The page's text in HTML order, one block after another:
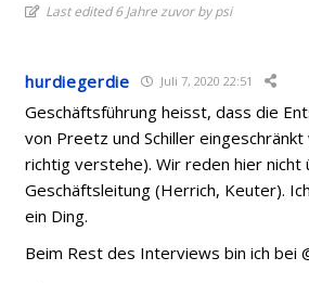
Last edited 6 Jahre zuvor by psi
hurdiegerdie Juli 7, 2020 22:51
Geschäftsführung heisst, dass die
von Preetz und Schiller
richtig verstehe). Wir reden hier nicht
Geschäftsleitung (Herrich, Keuter).
ein Ding.
Beim Rest des Interviews bin ich bei